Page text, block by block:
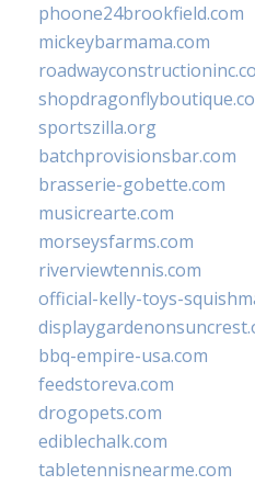
phoone24brookfield.com
mickeybarmama.com
sportszilla.org
batchprovisionsbar.com
brasserie-gobette.com
musicrearte.com
morseysfarms.com
riverviewtennis.com
official-kelly-toys-
bbq-empire-usa.com
feedstoreva.com
drogopets.com
ediblechalk.com
tabletennisnearme.com